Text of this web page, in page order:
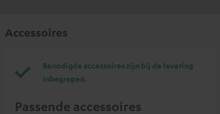
Accessoires
Benodigde accessoires zijn bij de levering
inbegrepen.
Passende accessoires